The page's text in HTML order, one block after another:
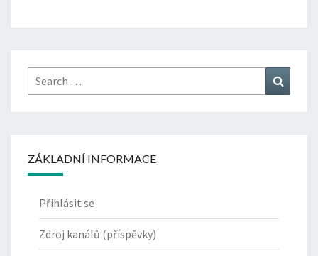
Search
for:
ZÁKLADNÍ INFORMACE
Přihlásit se
Zdroj kanálů (příspěvky)